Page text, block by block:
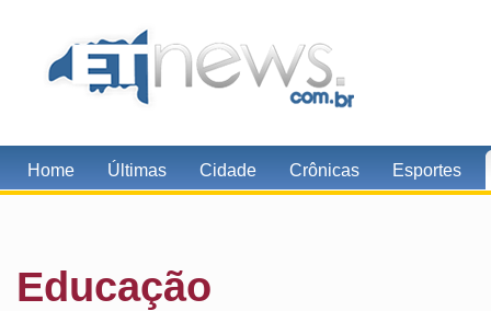
Home Últimas Cidade Crônicas Esportes
Educação